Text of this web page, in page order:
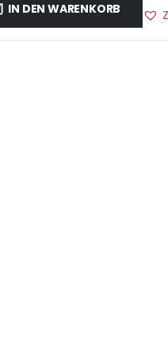
IN DEN WARENKORB